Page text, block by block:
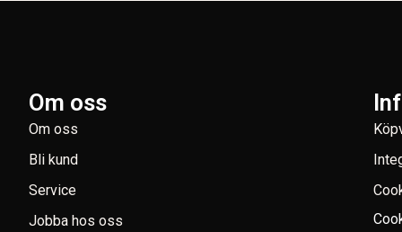
Om oss
Om oss
Bli kund
Service
Jobba hos oss